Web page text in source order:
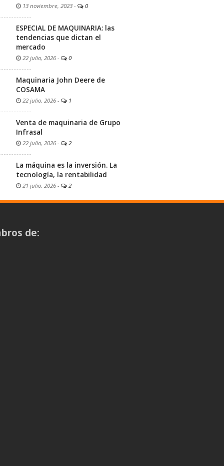
13 noviembre, 2023 - 0
ESPECIAL DE MAQUINARIA: las
tendencias que dictan el
mercado
22 julio, 2026 - 0
Maquinaria John Deere de
COSAMA
22 julio, 2026 - 1
Venta de maquinaria de Grupo
Infrasal
22 julio, 2026 - 2
La máquina es la inversión. La
tecnología, la rentabilidad
21 julio, 2026 - 2
de: